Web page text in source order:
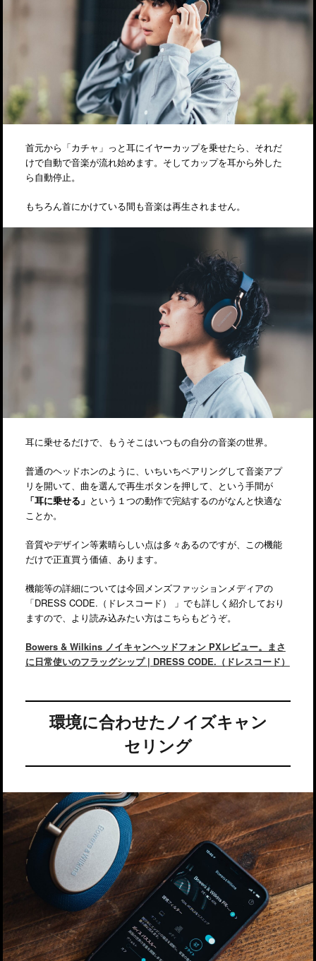
首元から「カチャ」っと耳にイヤーカップを乗せたら、それだ
けで自動で音楽が流れ始めます。そしてカップを耳から外した
ら自動停止。
もちろん首にかけている間も音楽は再生されません。
耳に乗せるだけで、もうそこはいつもの自分の音楽の世界。
普通のヘッドホンのように、いちいちペアリングして音楽アプ
リを開いて、曲を選んで再生ボタンを押して、という手間が
「耳に乗せる」 という１つの動作で完結するのがなんと快適な
ことか。
音質やデザイン等素晴らしい点は多々あるのですが、この機能
だけで正直買う価値、あります。
機能等の詳細については今回メンズファッションメディアの
「DRESS CODE.（ドレスコード） 」でも詳しく紹介しており
ますので、より読み込みたい方はこちらもどうぞ。
Bowers & Wilkins ノイキャンヘッドフォン PXレビュー。まさ
に日常使いのフラッグシップ | DRESS CODE.（ドレスコード）
環境に合わせたノイズキャン
セリング